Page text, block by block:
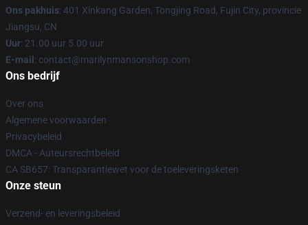
Ons pakhuis: 401 Xinkang Garden, Tongjing Road, Fujin City, provincie
Jiangsu, CN
Uur: 21.00 uur 5.00 uur
E-mail : contact@marilynmansonshop.com
Ons bedrijf
Over ons
Algemene voorwaarden
Privacybeleid
DMCA - Auteursrechtbeleid
CA SB657: Transparantiewet voor de toeleveringsketen
Onze steun
Verzend- en leveringsbeleid